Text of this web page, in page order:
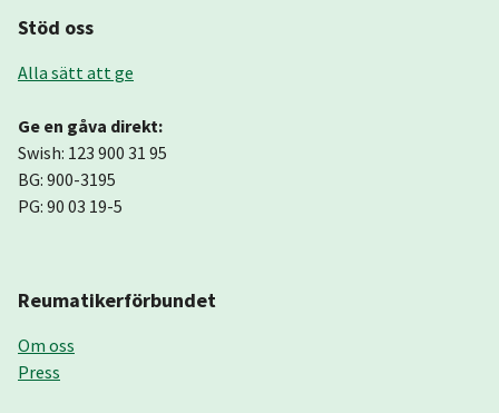
Stöd oss
Alla sätt att ge
Ge en gåva direkt:
Swish: 123 900 31 95
BG: 900-3195
PG: 90 03 19-5
Reumatikerförbundet
Om oss
Press